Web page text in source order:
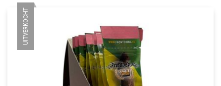
UITVERKOCHT